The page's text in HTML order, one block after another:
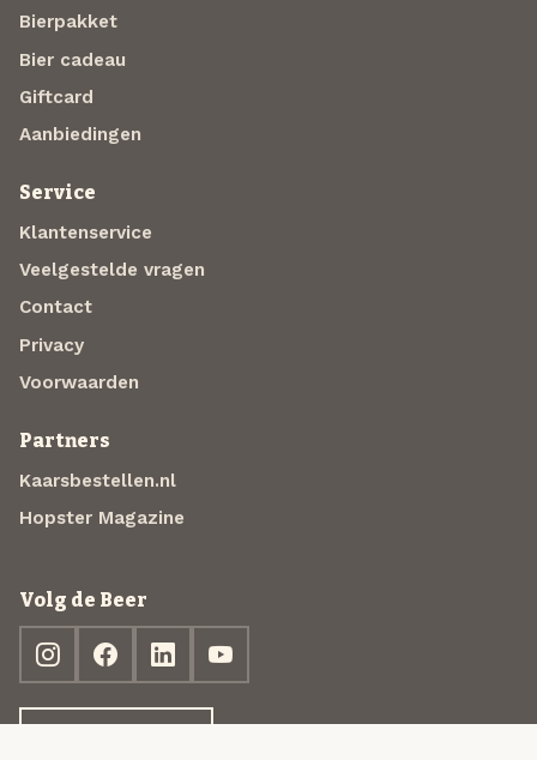
Bierpakket
Bier cadeau
Giftcard
Aanbiedingen
Service
Klantenservice
Veelgestelde vragen
Contact
Privacy
Voorwaarden
Partners
Kaarsbestellen.nl
Hopster Magazine
Volg de Beer